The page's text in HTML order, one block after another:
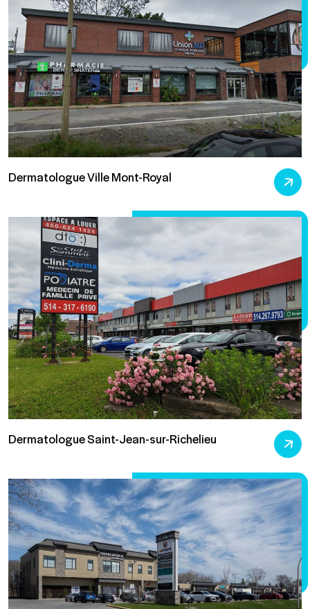
Dermatologue Ville Mont-Royal
Dermatologue Saint-Jean-sur-Richelieu